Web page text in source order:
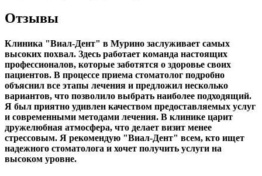
Отзывы
Клиника "Виал-Дент" в Мурино заслуживает самых
высоких похвал. Здесь работает команда настоящих
профессионалов, которые заботятся о здоровье своих
пациентов. В процессе приема стоматолог подробно
объяснил все этапы лечения и предложил несколько
вариантов, что позволило выбрать наиболее подходящий.
Я был приятно удивлен качеством предоставляемых услуг
и современными методами лечения. В клинике царит
дружелюбная атмосфера, что делает визит менее
стрессовым. Я рекомендую "Виал-Дент" всем, кто ищет
надежного стоматолога и хочет получить услуги на
высоком уровне.